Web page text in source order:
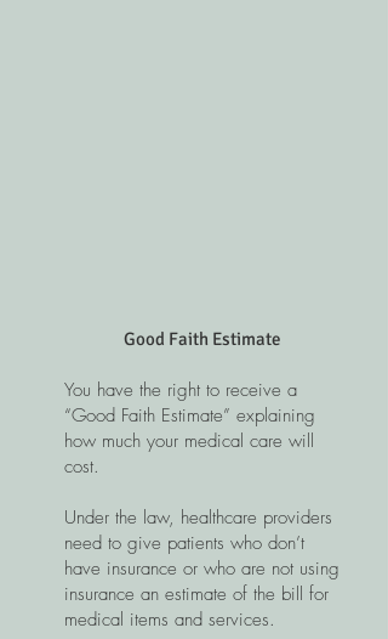
Good Faith Estimate
You have the right to receive a
“Good Faith Estimate” explaining
how much your medical care will
cost.
Under the law, healthcare providers
need to give patients who don’t
have insurance or who are not using
insurance an estimate of the bill for
medical items and services.